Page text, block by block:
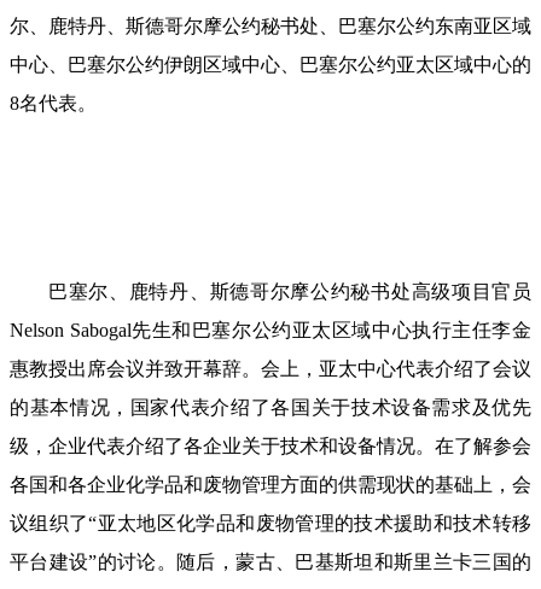
尔、鹿特丹、斯德哥尔摩公约秘书处、巴塞尔公约东南亚区域
中心、巴塞尔公约伊朗区域中心、巴塞尔公约亚太区域中心的
8名代表。
巴塞尔、鹿特丹、斯德哥尔摩公约秘书处高级项目官员
Nelson Sabogal先生和巴塞尔公约亚太区域中心执行主任李金
惠教授出席会议并致开幕辞。会上，亚太中心代表介绍了会议
的基本情况，国家代表介绍了各国关于技术设备需求及优先
级，企业代表介绍了各企业关于技术和设备情况。在了解参会
各国和各企业化学品和废物管理方面的供需现状的基础上，会
议组织了“亚太地区化学品和废物管理的技术援助和技术转移
平台建设”的讨论。随后，蒙古、巴基斯坦和斯里兰卡三国的